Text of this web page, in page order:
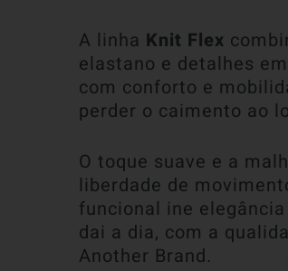
A linha Knit Flex
elastano e detalhes
com conforto e
perder o caimento ao
O toque suave e a
liberdade de
funcional ine
dai a dia, com a
Another Brand.